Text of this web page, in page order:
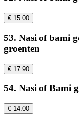
€ 15.00
53. Nasi of bami
groenten
€ 17.90
54. Nasi of Bami
€ 14.00